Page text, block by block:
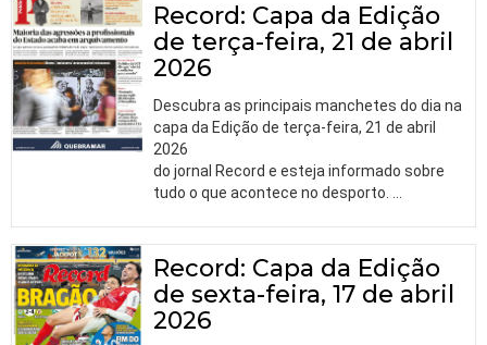
Record: Capa da Edição
de terça-feira, 21 de abril
2026
Descubra as principais manchetes do dia na
capa da Edição de terça-feira, 21 de abril
2026
do jornal Record e esteja informado sobre
tudo o que acontece no desporto. …
Record: Capa da Edição
de sexta-feira, 17 de abril
2026